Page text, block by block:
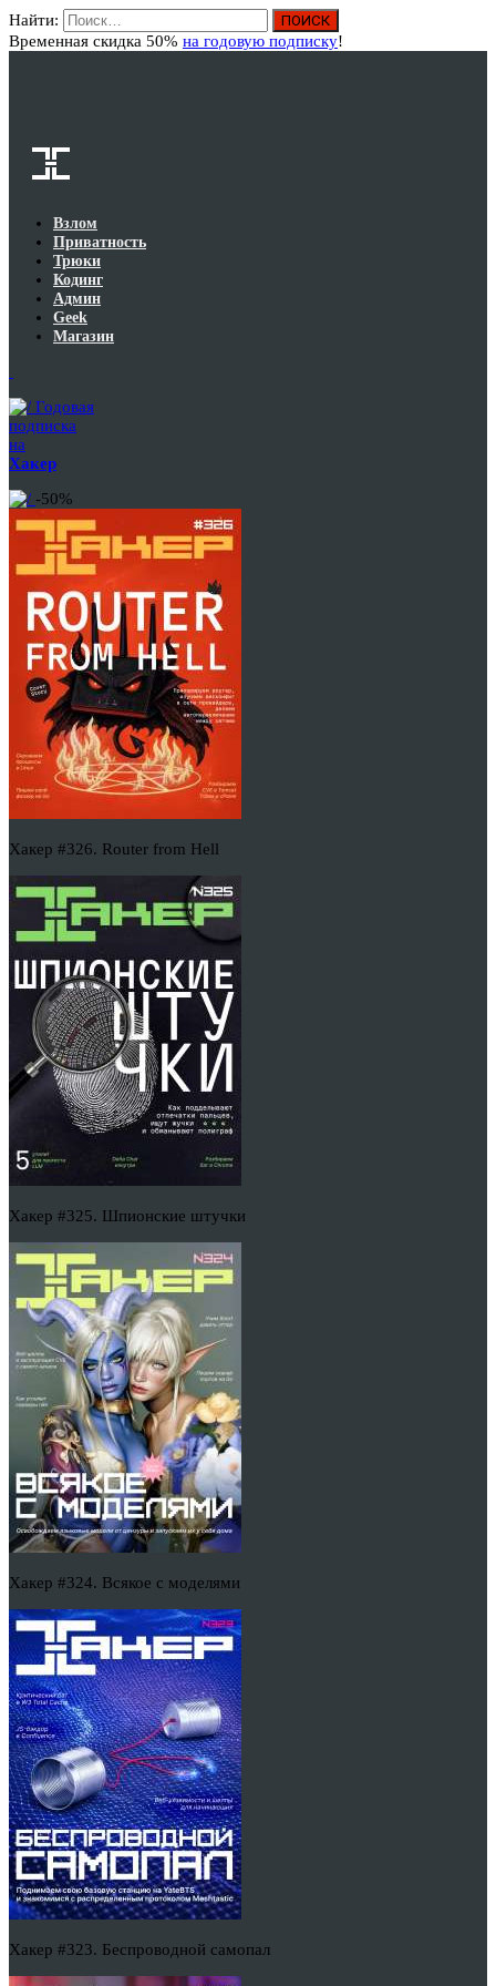
Найти:
Временная скидка 50% на годовую подписку!
Взлом
Приватность
Трюки
Кодинг
Админ
Geek
Магазин
Годовая
подписка
на
Хакер
-50%
Хакер #326. Router from Hell
Хакер #325. Шпионские штучки
Хакер #324. Всякое с моделями
Хакер #323. Беспроводной самопал